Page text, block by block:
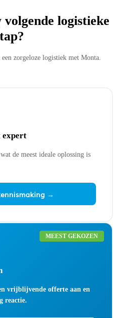
logistieke
zorgeloze logistiek met Monta.
expert
de meest ideale oplossing is
→
MEEST GEKOZEN
vrijblijvende offerte aan en
reactie.